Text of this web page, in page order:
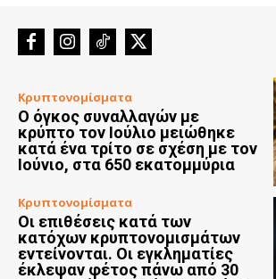
Κρυπτονομίσματα
Ο όγκος συναλλαγών με
κρύπτο τον Ιούλιο μειώθηκε
κατά ένα τρίτο σε σχέση με τον
Ιούνιο, στα 650 εκατομμύρια
Κρυπτονομίσματα
Οι επιθέσεις κατά των
κατόχων κρυπτονομισμάτων
εντείνονται. Οι εγκληματίες
έκλεψαν φέτος πάνω από 30